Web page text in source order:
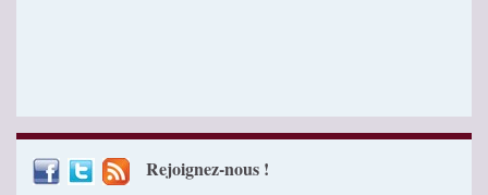
Rejoignez-nous !